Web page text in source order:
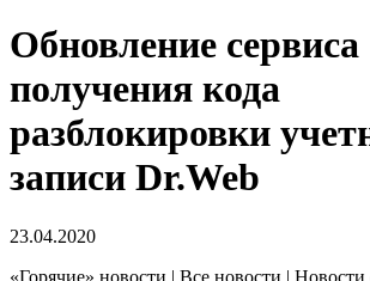
Обновление сервиса
получения кода
разблокировки
записи Dr.Web
23.04.2020
«Горячие» новости | Все новости |